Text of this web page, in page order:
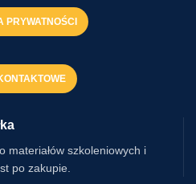
PRYWATNOŚCI
materiałów szkoleniowych i
po zakupie.